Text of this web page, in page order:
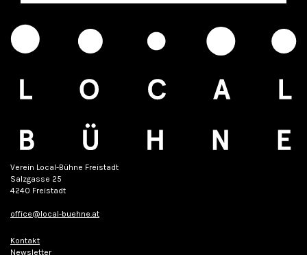
Verein Local-Bühne Freistadt
Salzgasse 25
4240 Freistadt
office@local-buehne.at
Kontakt
Newsletter